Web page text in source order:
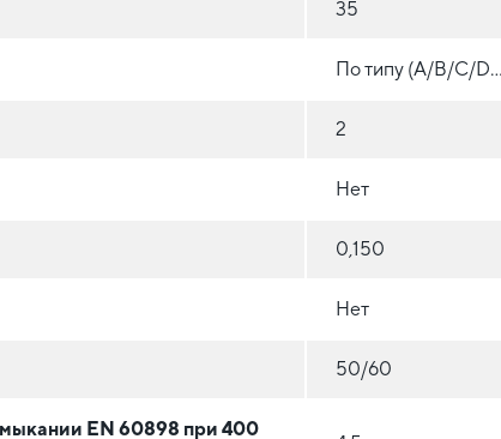
35
По типу (A/B/C/
2
Нет
0,150
Нет
50/60
EN 60898 при 400